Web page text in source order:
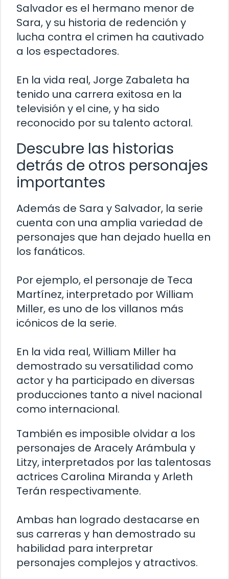
Salvador es el hermano menor de
Sara, y su historia de redención y
lucha contra el crimen ha cautivado
a los espectadores.
En la vida real, Jorge Zabaleta ha
tenido una carrera exitosa en la
televisión y el cine, y ha sido
reconocido por su talento actoral.
Descubre las historias
detrás de otros personajes
importantes
Además de Sara y Salvador, la serie
cuenta con una amplia variedad de
personajes que han dejado huella en
los fanáticos.
Por ejemplo, el personaje de Teca
Martínez, interpretado por William
Miller, es uno de los villanos más
icónicos de la serie.
En la vida real, William Miller ha
demostrado su versatilidad como
actor y ha participado en diversas
producciones tanto a nivel nacional
como internacional.
También es imposible olvidar a los
personajes de Aracely Arámbula y
Litzy, interpretados por las talentosas
actrices Carolina Miranda y Arleth
Terán respectivamente.
Ambas han logrado destacarse en
sus carreras y han demostrado su
habilidad para interpretar
personajes complejos y atractivos.